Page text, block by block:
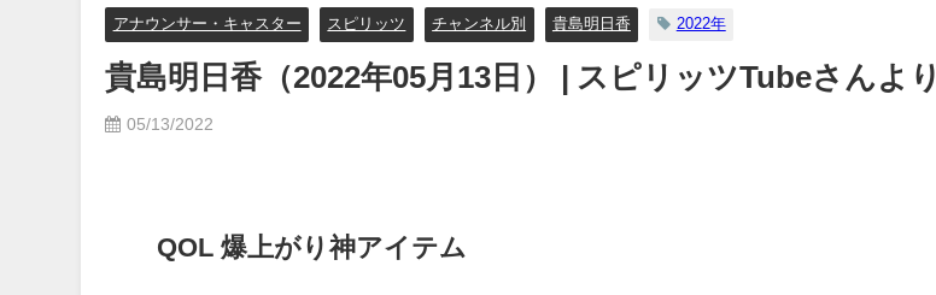
日） | ヤンジャンTV【集英社ヤ
ングジャンプ公式】さんより
07/06/2023
12/15/2023
アナウンサー・キャスター スピリッツ チャンネル別 貴島明日香 2022年
貴島明日香（2022年05月13日） | スピリッツTubeさんより
05/13/2022
QOL 爆上がり神アイテム